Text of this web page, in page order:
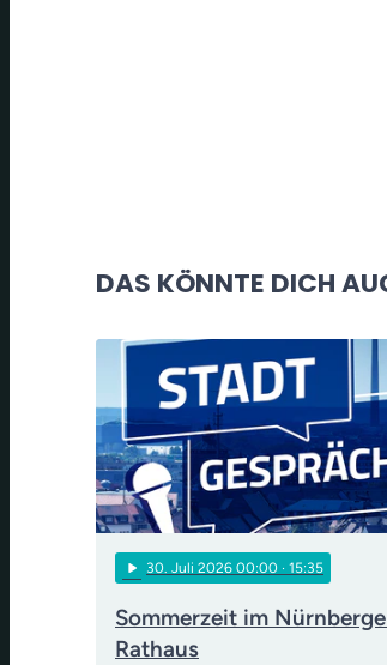
DAS KÖNNTE DICH
play_arrow 30 . Juli 2026 00:00 · 15:35
Sommerzeit im
Rathaus